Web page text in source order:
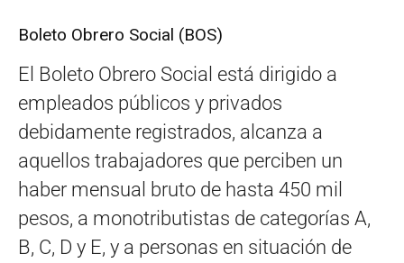
Boleto Obrero Social (BOS)
El Boleto Obrero Social está dirigido a
empleados públicos y privados
debidamente registrados, alcanza a
aquellos trabajadores que perciben un
haber mensual bruto de hasta 450 mil
pesos, a monotributistas de categorías A,
B, C, D y E, y a personas en situación de